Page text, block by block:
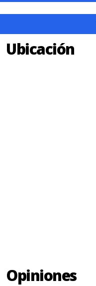
Ubicación
Opiniones